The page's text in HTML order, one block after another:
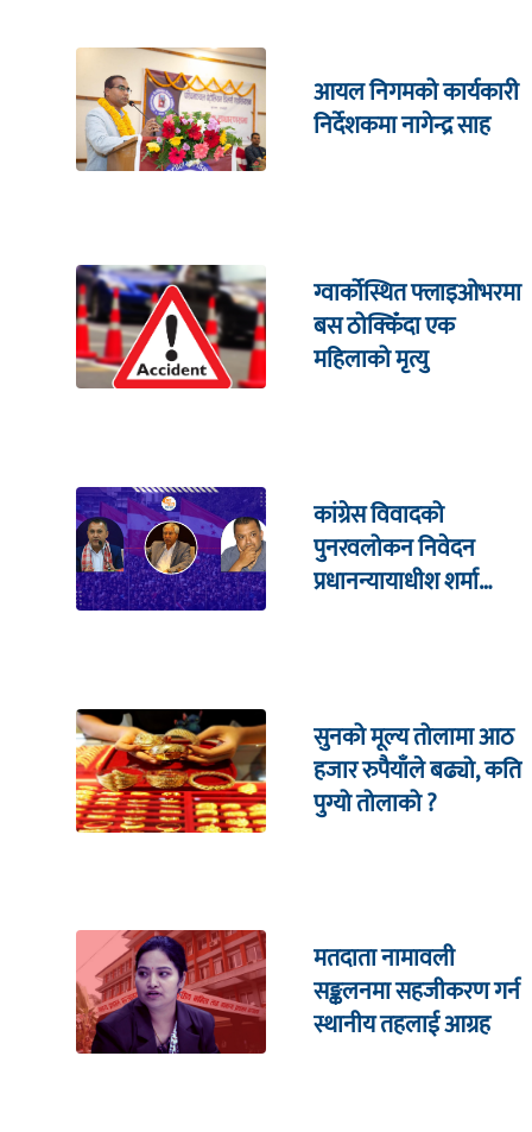
आयल निगमको कार्यकारी
निर्देशकमा नागेन्द्र साह
ग्वार्कोस्थित फ्लाइओभरमा
बस ठोक्किँदा एक
महिलाको मृत्यु
कांग्रेस विवादको
पुनरवलोकन निवेदन
प्रधानन्यायाधीश शर्मा
सुनको मूल्य तोलामा आठ
हजार रुपैयाँले बढ्यो, कति
पुग्यो तोलाको ?
मतदाता नामावली
सङ्कलनमा सहजीकरण गर्न
स्थानीय तहलाई आग्रह